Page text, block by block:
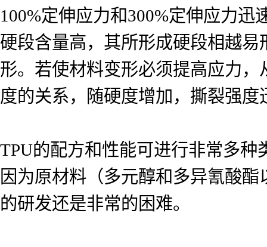
100%定伸应力和300%定伸应力
硬段含量高，其所形成硬段相越
形。若使材料变形必须提高应力
度的关系，随硬度增加，撕裂强
TPU的配方和性能可进行非常多
因为原材料（多元醇和多异氰酸
的研发还是非常的困难。